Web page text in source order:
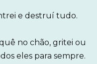
e destruí tudo.
no chão, gritei ou
eles para sempre.